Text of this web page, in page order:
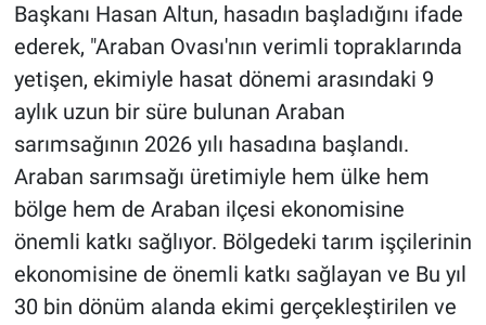
Başkanı Hasan Altun, hasadın başladığını ifade
ederek, "Araban Ovası'nın verimli topraklarında
yetişen, ekimiyle hasat dönemi arasındaki 9
aylık uzun bir süre bulunan Araban
sarımsağının 2026 yılı hasadına başlandı.
Araban sarımsağı üretimiyle hem ülke hem
bölge hem de Araban ilçesi ekonomisine
önemli katkı sağlıyor. Bölgedeki tarım işçilerinin
ekonomisine de önemli katkı sağlayan ve Bu yıl
30 bin dönüm alanda ekimi gerçekleştirilen ve